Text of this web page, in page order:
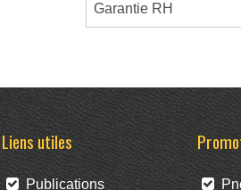
Garantie RH
Liens utiles
Publications